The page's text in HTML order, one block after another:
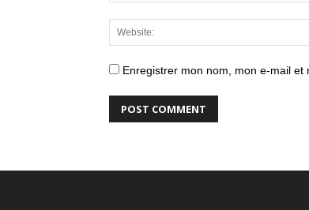
Enregistrer mon nom, mon e-mail et